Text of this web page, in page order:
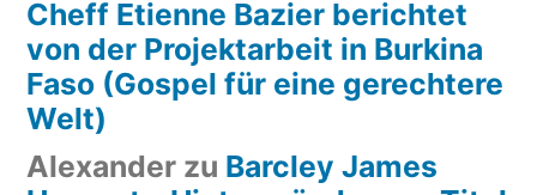
Cheff Etienne Bazier berichtet
von der Projektarbeit in Burkina
Faso (Gospel für eine gerechtere
Welt)
Alexander zu Barcley James